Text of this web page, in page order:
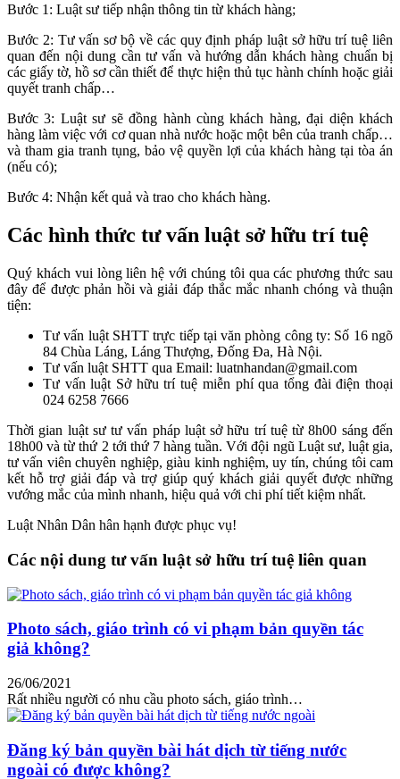
Bước 1: Luật sư tiếp nhận thông tin từ khách hàng;
Bước 2: Tư vấn sơ bộ về các quy định pháp luật sở hữu trí tuệ liên
quan đến nội dung cần tư vấn và hướng dẫn khách hàng chuẩn bị
các giấy tờ, hồ sơ cần thiết để thực hiện thủ tục hành chính hoặc giải
quyết tranh chấp…
Bước 3: Luật sư sẽ đồng hành cùng khách hàng, đại diện khách
hàng làm việc với cơ quan nhà nước hoặc một bên của tranh chấp…
và tham gia tranh tụng, bảo vệ quyền lợi của khách hàng tại tòa án
(nếu có);
Bước 4: Nhận kết quả và trao cho khách hàng.
Các hình thức tư vấn luật sở hữu trí tuệ
Quý khách vui lòng liên hệ với chúng tôi qua các phương thức sau
đây để được phản hồi và giải đáp thắc mắc nhanh chóng và thuận
tiện:
Tư vấn luật SHTT trực tiếp tại văn phòng công ty: Số 16 ngõ
84 Chùa Láng, Láng Thượng, Đống Đa, Hà Nội.
Tư vấn luật SHTT qua Email: luatnhandan@gmail.com
Tư vấn luật Sở hữu trí tuệ miễn phí qua tổng đài điện thoại
024 6258 7666
Thời gian luật sư tư vấn pháp luật sở hữu trí tuệ từ 8h00 sáng đến
18h00 và từ thứ 2 tới thứ 7 hàng tuần. Với đội ngũ Luật sư, luật gia,
tư vấn viên chuyên nghiệp, giàu kinh nghiệm, uy tín, chúng tôi cam
kết hỗ trợ giải đáp và trợ giúp quý khách giải quyết được những
vướng mắc của mình nhanh, hiệu quả với chi phí tiết kiệm nhất.
Luật Nhân Dân hân hạnh được phục vụ!
Các nội dung tư vấn luật sở hữu trí tuệ liên quan
Photo sách, giáo trình có vi phạm bản quyền tác
giả không?
26/06/2021
Rất nhiều người có nhu cầu photo sách, giáo trình…
Đăng ký bản quyền bài hát dịch từ tiếng nước
ngoài có được không?